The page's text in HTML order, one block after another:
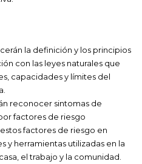
la definición y los principios
con las leyes naturales que
capacidades y límites del
reconocer sintomas de
factores de riesgo
factores de riesgo en
y herramientas utilizadas en la
el trabajo y la comunidad.